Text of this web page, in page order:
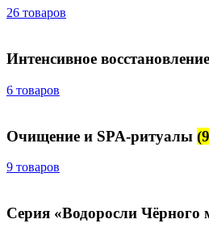
26 товаров
Интенсивное
6 товаров
Очищение и SPA-ритуалы
9 товаров
Серия «Водоросли Чёрного